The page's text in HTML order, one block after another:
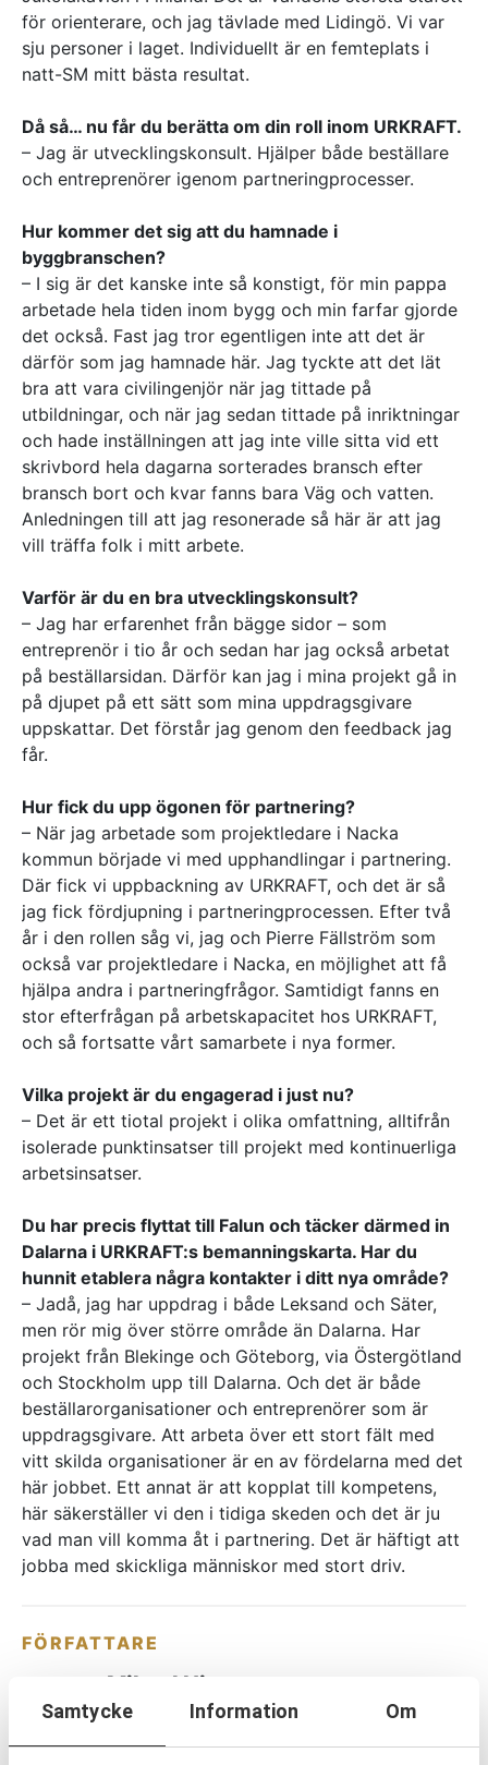
Samtycke Information Om
för orienterare, och jag tävlade med Lidingö. Vi var
sju personer i laget. Individuellt är en femteplats i
natt-SM mitt bästa resultat.
Då så… nu får du berätta om din roll inom URKRAFT.
– Jag är utvecklingskonsult. Hjälper både beställare
och entreprenörer igenom partneringprocesser.
Hur kommer det sig att du hamnade i
byggbranschen?
– I sig är det kanske inte så konstigt, för min pappa
arbetade hela tiden inom bygg och min farfar gjorde
det också. Fast jag tror egentligen inte att det är
därför som jag hamnade här. Jag tyckte att det lät
bra att vara civilingenjör när jag tittade på
utbildningar, och när jag sedan tittade på inriktningar
och hade inställningen att jag inte ville sitta vid ett
skrivbord hela dagarna sorterades bransch efter
bransch bort och kvar fanns bara Väg och vatten.
Anledningen till att jag resonerade så här är att jag
vill träffa folk i mitt arbete.
Varför är du en bra utvecklingskonsult?
– Jag har erfarenhet från bägge sidor – som
entreprenör i tio år och sedan har jag också arbetat
på beställarsidan. Därför kan jag i mina projekt gå in
på djupet på ett sätt som mina uppdragsgivare
uppskattar. Det förstår jag genom den feedback jag
får.
Hur fick du upp ögonen för partnering?
– När jag arbetade som projektledare i Nacka
kommun började vi med upphandlingar i partnering.
Där fick vi uppbackning av URKRAFT, och det är så
jag fick fördjupning i partneringprocessen. Efter två
år i den rollen såg vi, jag och Pierre Fällström som
också var projektledare i Nacka, en möjlighet att få
hjälpa andra i partneringfrågor. Samtidigt fanns en
stor efterfrågan på arbetskapacitet hos URKRAFT,
och så fortsatte vårt samarbete i nya former.
Vilka projekt är du engagerad i just nu?
– Det är ett tiotal projekt i olika omfattning, alltifrån
isolerade punktinsatser till projekt med kontinuerliga
arbetsinsatser.
Du har precis flyttat till Falun och täcker därmed in
Dalarna i URKRAFT:s bemanningskarta. Har du
hunnit etablera några kontakter i ditt nya område?
– Jadå, jag har uppdrag i både Leksand och Säter,
men rör mig över större område än Dalarna. Har
projekt från Blekinge och Göteborg, via Östergötland
och Stockholm upp till Dalarna. Och det är både
beställarorganisationer och entreprenörer som är
uppdragsgivare. Att arbeta över ett stort fält med
vitt skilda organisationer är en av fördelarna med det
här jobbet. Ett annat är att kopplat till kompetens,
här säkerställer vi den i tidiga skeden och det är ju
vad man vill komma åt i partnering. Det är häftigt att
jobba med skickliga människor med stort driv.
FÖRFATTARE
Mikael Hjerpe